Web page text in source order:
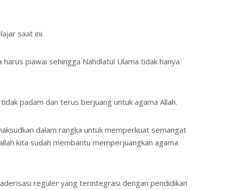
saat ini.
piawai sehingga Nahdlatul Ulama tidak hanya
padam dan terus berjuang untuk agama Allah.
dalam rangka untuk memperkuat semangat
kita sudah membantu memperjuangkan agama
reguler yang terintegrasi dengan pendidikan